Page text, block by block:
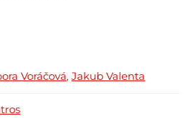
Voráčová, Jakub Valenta